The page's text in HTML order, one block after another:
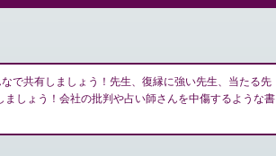
で共有しましょう！先生、復縁に強い先生、当たる先
しょう！会社の批判や占い師さんを中傷するような書